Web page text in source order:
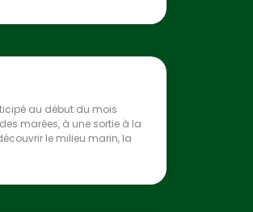
au début du mois
marées, à une sortie à la
le milieu marin, la